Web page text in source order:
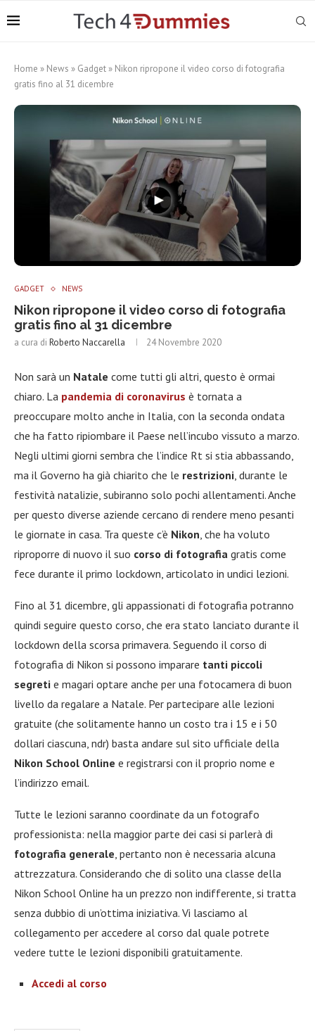
Home » News » Gadget » Nikon ripropone il video corso di fotografia
gratis fino al 31 dicembre
GADGET NEWS
Nikon ripropone il video corso di fotografia
gratis fino al 31 dicembre
a cura di Roberto Naccarella 24 Novembre 2020
Non sarà un Natale come tutti gli altri, questo è ormai
chiaro. La pandemia di coronavirus è tornata a
preoccupare molto anche in Italia, con la seconda ondata
che ha fatto ripiombare il Paese nell’incubo vissuto a marzo.
Negli ultimi giorni sembra che l’indice Rt si stia abbassando,
ma il Governo ha già chiarito che le restrizioni, durante le
festività natalizie, subiranno solo pochi allentamenti. Anche
per questo diverse aziende cercano di rendere meno pesanti
le giornate in casa. Tra queste c’è Nikon, che ha voluto
riproporre di nuovo il suo corso di fotografia gratis come
fece durante il primo lockdown, articolato in undici lezioni.
Fino al 31 dicembre, gli appassionati di fotografia potranno
quindi seguire questo corso, che era stato lanciato durante il
lockdown della scorsa primavera. Seguendo il corso di
fotografia di Nikon si possono imparare tanti piccoli
segreti e magari optare anche per una fotocamera di buon
livello da regalare a Natale. Per partecipare alle lezioni
gratuite (che solitamente hanno un costo tra i 15 e i 50
dollari ciascuna, ndr) basta andare sul sito ufficiale della
Nikon School Online e registrarsi con il proprio nome e
l’indirizzo email.
Tutte le lezioni saranno coordinate da un fotografo
professionista: nella maggior parte dei casi si parlerà di
fotografia generale, pertanto non è necessaria alcuna
attrezzatura. Considerando che di solito una classe della
Nikon School Online ha un prezzo non indifferente, si tratta
senza dubbio di un’ottima iniziativa. Vi lasciamo al
collegamento per accedere al corso dal quale potrete
vedere tutte le lezioni disponibili gratuitamente.
Accedi al corso